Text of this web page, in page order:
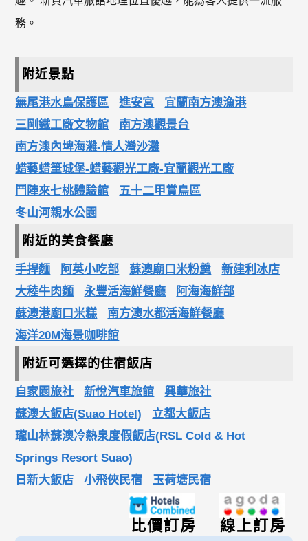
務。
附近景點
無尾港水鳥保護區 進安宮
宜蘭南方澳漁港
三剛鐵工廠文物館
南方澳觀景台
南方澳內埤海灘-情人灣沙灘
蜡藝蜡筆城堡-蜡藝觀光工廠-宜蘭觀光工廠
鬥陣來七桃體驗館
五十二甲賞鳥區
冬山河親水公園
附近的美食餐廳
手捍麵 阿英小吃部 蘇澳廟口米粉羹
新建利冰店
大稑牛肉麵
永豐活海鮮餐廳
阿海海鮮部
蘇澳港廟口米糕
南方澳水都活海鮮餐廳
海洋20M海景咖啡館
附近可選擇的住宿飯店
自家園旅社 新悅汽車旅館
興華旅社
蘇澳大飯店(Suao Hotel)
立都大飯店
瓏山林蘇澳冷熱泉度假飯店(RSL Cold & Hot
Springs Resort Suao)
日新大飯店
小飛俠民宿 玉荷塘民宿
線上訂房
比價訂房